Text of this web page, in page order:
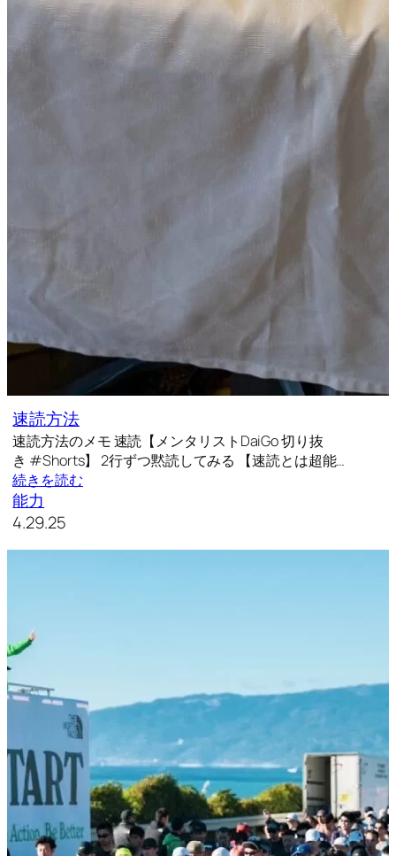
速読方法
速読方法のメモ 速読【メンタリストDaiGo 切り抜
き #Shorts】 2行ずつ黙読してみる 【速読とは超能…
続きを読む
能力
4.29.25